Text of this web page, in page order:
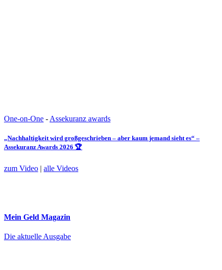
One-on-One - Assekuranz awards
„Nachhaltigkeit wird großgeschrieben – aber kaum jemand sieht es“ –
Assekuranz Awards 2026 🏆
zum Video alle Videos
Mein Geld Magazin
Die aktuelle Ausgabe